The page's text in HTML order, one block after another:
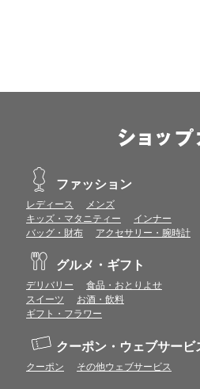
ファッション
レディース
メンズ
キッズ・マタニティー
インナー
バッグ・財布
アクセサリー・腕時計
グルメ・ギフト
デリバリー
食品・おとりよせ
スイーツ
お酒・飲料
ギフト・フラワー
クーポン・ウェブサービ
クーポン その他ウェブサービス